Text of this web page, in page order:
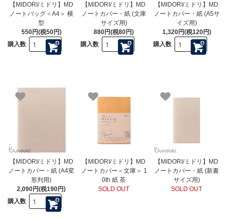
【MIDORI/ミドリ】MD
ノートバッグ＜A4＞ 横
型
550円(税50円)
購入数
【MIDORI/ミドリ】MD
ノートカバー・紙 (文庫
サイズ用)
880円(税80円)
購入数
【MIDORI/ミドリ】MD
ノートカバー・紙 (A5サ
イズ用)
1,320円(税120円)
購入数
【MIDORI/ミドリ】MD
ノートカバー・紙 (A4変
形判用)
2,090円(税190円)
購入数
【MIDORI/ミドリ】MD
ノートカバー＜文庫＞ 1
0th 紙 茶
SOLD OUT
【MIDORI/ミドリ】MD
ノートカバー・紙 (新書
サイズ用)
SOLD OUT